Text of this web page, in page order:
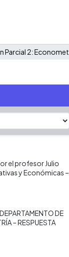
el profesor Julio
y Económicas –
DEPARTAMENTO DE
– RESPUESTA